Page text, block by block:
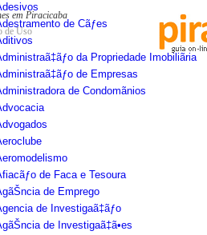
de Cãƒes
da Propriedade Imobiliãria
de Empresas
de Condomãnios
de Faca e Tesoura
de Emprego
de Investigaã‡ãƒo
de Investigaã‡ã•es
- Disque 156
em Piracicaba
de Uso